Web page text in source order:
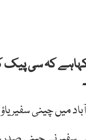
کہاہے کہ سی
آباد میں چینی